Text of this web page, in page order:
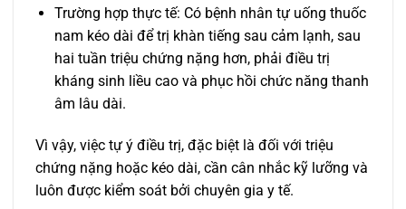
Trường hợp thực tế: Có bệnh nhân tự uống thuốc
nam kéo dài để trị khàn tiếng sau cảm lạnh, sau
hai tuần triệu chứng nặng hơn, phải điều trị
kháng sinh liều cao và phục hồi chức năng thanh
âm lâu dài.
Vì vậy, việc tự ý điều trị, đặc biệt là đối với triệu
chứng nặng hoặc kéo dài, cần cân nhắc kỹ lưỡng và
luôn được kiểm soát bởi chuyên gia y tế.